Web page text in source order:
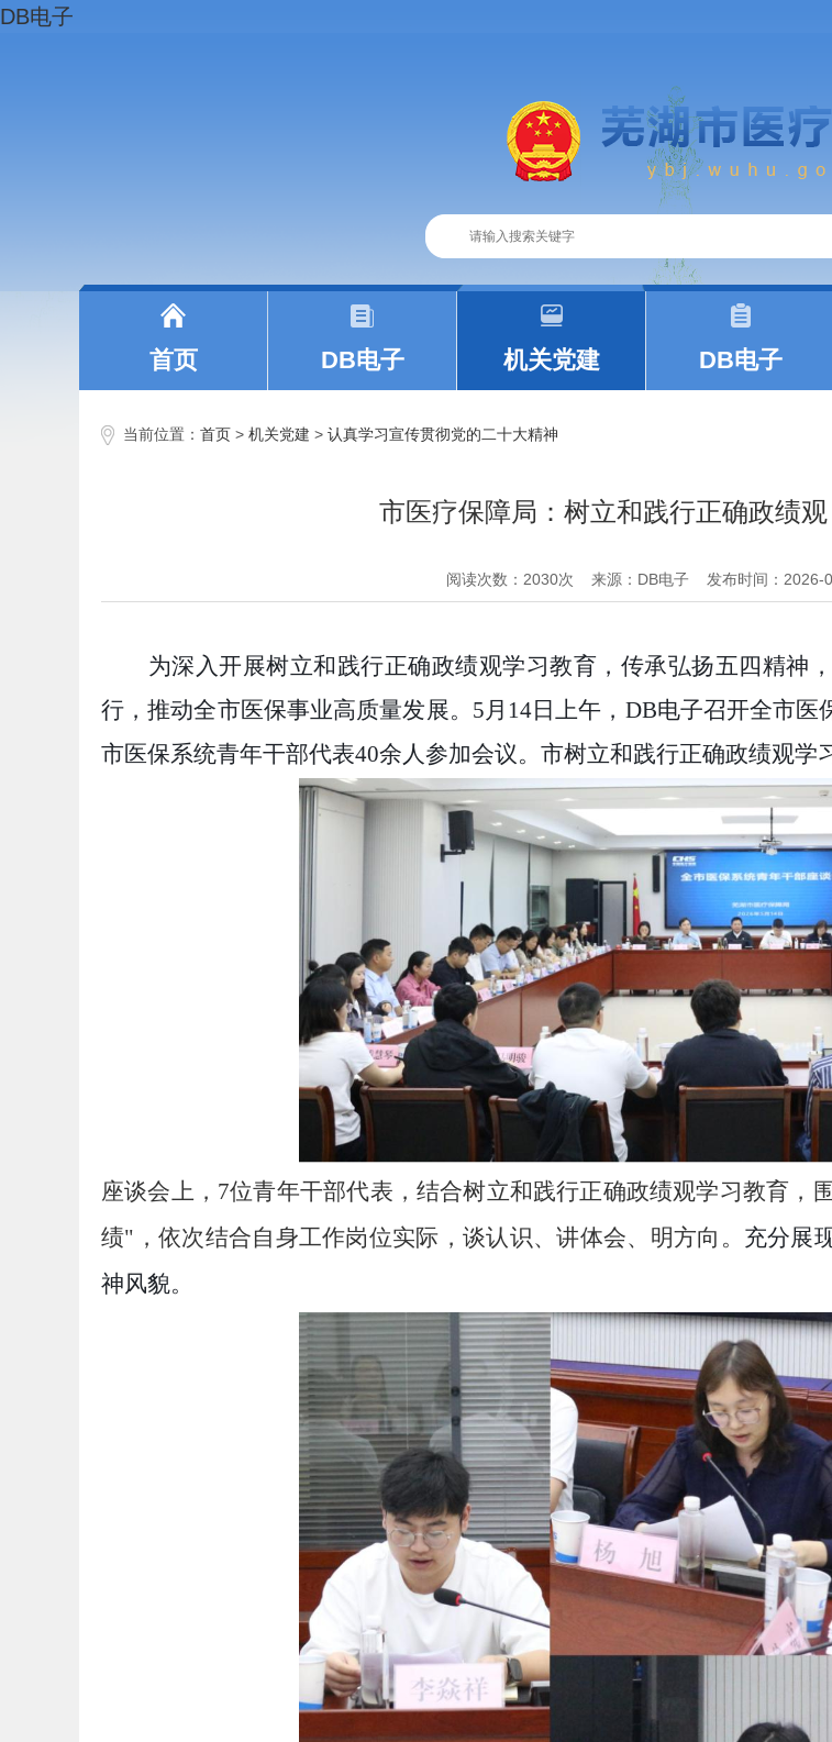
DB电子
首页 DB电子 机关党建 DB电子
当前位置： 首页 > 机关党建 > 认真学习宣传贯彻党的二十大精神
市医疗保障局：树立和践行正确政绩
阅读次数： 2030次 来源：DB电子 发布时间：2026-
为深入开展树立和践行正确政绩观学习教育，传承弘扬五四精神
行，推动全市医保事业高质量发展。 5月14日上午，DB电子召开全市
市医保系统青年干部代表40余人参加会议。市树立和践行正确政绩观学
座谈会上， 7位青年干部代表， 结合树立和践行正确政绩观学习教育，
绩" ，依次结合自身工作岗位实际，谈认识、讲体会、明方向。 充分展
神风貌。